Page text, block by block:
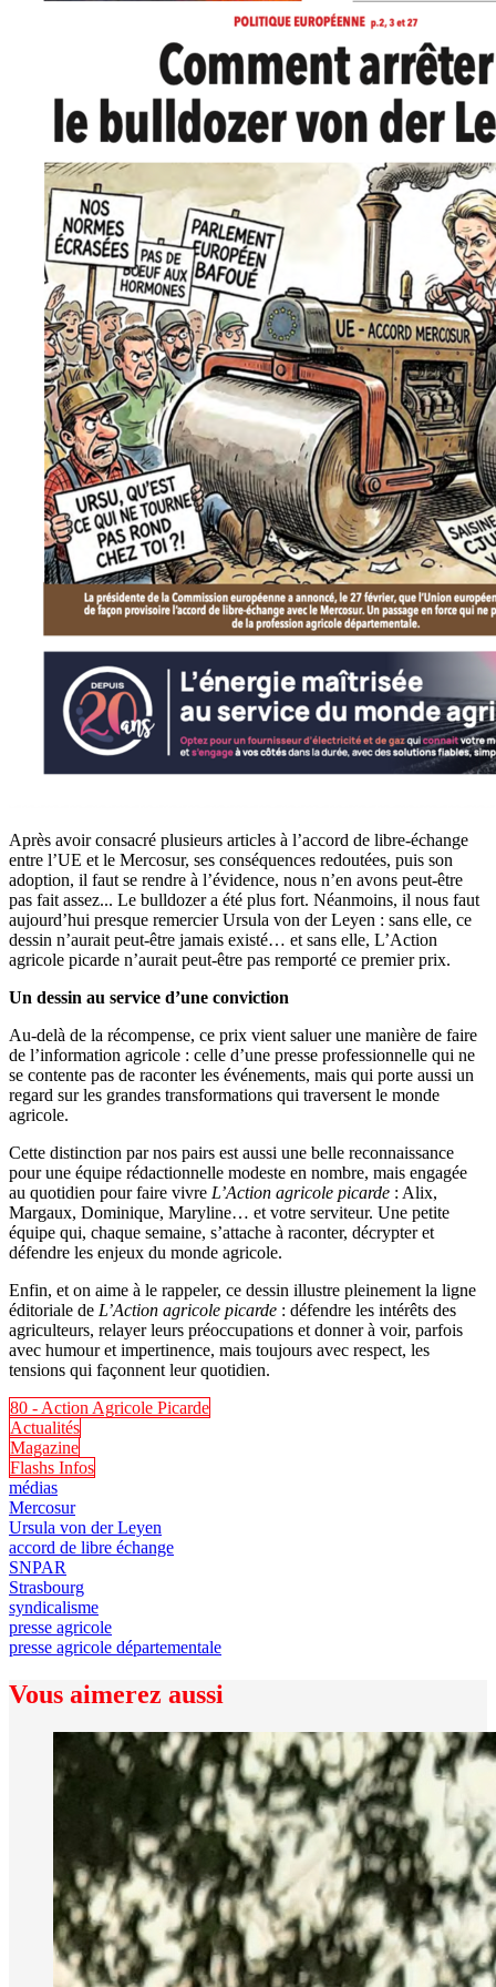
Après avoir consacré plusieurs articles à l’accord de libre-échange
entre l’UE et le Mercosur, ses conséquences redoutées, puis son
adoption, il faut se rendre à l’évidence, nous n’en avons peut-être
pas fait assez... Le bulldozer a été plus fort. Néanmoins, il nous faut
aujourd’hui presque remercier Ursula von der Leyen : sans elle, ce
dessin n’aurait peut-être jamais existé… et sans elle, L’Action
agricole picarde n’aurait peut-être pas remporté ce premier prix.
Un dessin au service d’une conviction
Au-delà de la récompense, ce prix vient saluer une manière de faire
de l’information agricole : celle d’une presse professionnelle qui ne
se contente pas de raconter les événements, mais qui porte aussi un
regard sur les grandes transformations qui traversent le monde
agricole.
Cette distinction par nos pairs est aussi une belle reconnaissance
pour une équipe rédactionnelle modeste en nombre, mais engagée
au quotidien pour faire vivre L’Action agricole picarde : Alix,
Margaux, Dominique, Maryline… et votre serviteur. Une petite
équipe qui, chaque semaine, s’attache à raconter, décrypter et
défendre les enjeux du monde agricole.
Enfin, et on aime à le rappeler, ce dessin illustre pleinement la ligne
éditoriale de L’Action agricole picarde : défendre les intérêts des
agriculteurs, relayer leurs préoccupations et donner à voir, parfois
avec humour et impertinence, mais toujours avec respect, les
tensions qui façonnent leur quotidien.
80 - Action Agricole Picarde
Actualités
Magazine
Flashs Infos
médias
Mercosur
Ursula von der Leyen
accord de libre échange
SNPAR
Strasbourg
syndicalisme
presse agricole
presse agricole départementale
Vous aimerez aussi